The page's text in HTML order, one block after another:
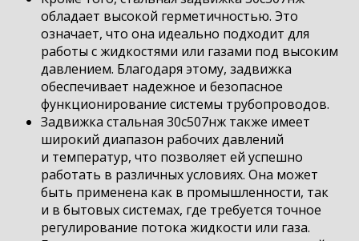
обладает высокой герметичностью. Это
означает, что она идеально подходит для
работы с жидкостями или газами под высоким
давлением. Благодаря этому, задвижка
обеспечивает надежное и безопасное
функционирование системы трубопроводов.
Задвижка стальная 30с507нж также имеет
широкий диапазон рабочих давлений
и температур, что позволяет ей успешно
работать в различных условиях. Она может
быть применена как в промышленности, так
и в бытовых системах, где требуется точное
регулирование потока жидкости или газа.